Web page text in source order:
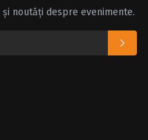
noutăți despre evenimente.